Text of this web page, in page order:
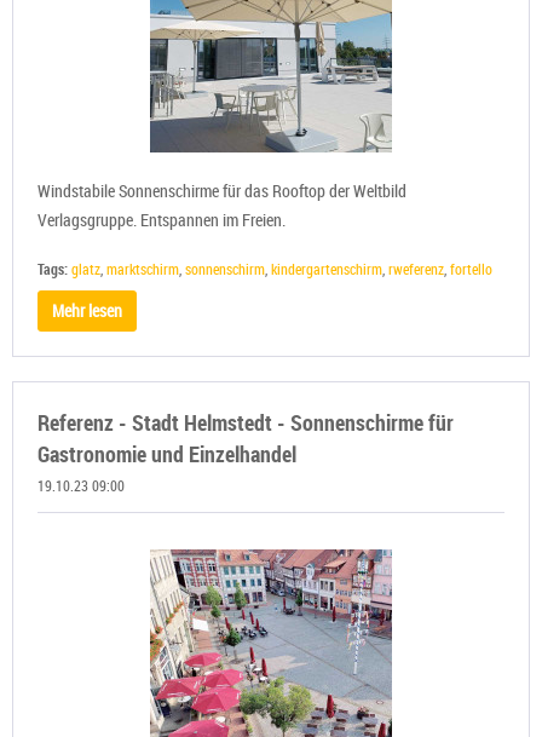
Windstabile Sonnenschirme für das Rooftop der Weltbild
Verlagsgruppe. Entspannen im Freien.
Tags:glatz marktschirm sonnenschirm kindergartenschirm rweferenz fortello
Mehr lesen
Referenz - Stadt Helmstedt - Sonnenschirme für
Gastronomie und Einzelhandel
19.10.23 09:00